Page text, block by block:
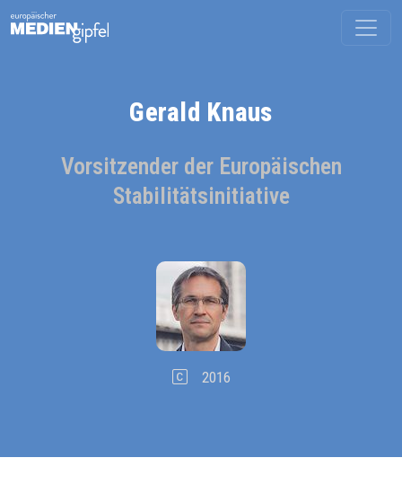
Gerald Knaus
Vorsitzender der Europäischen
Stabilitätsinitiative
2016